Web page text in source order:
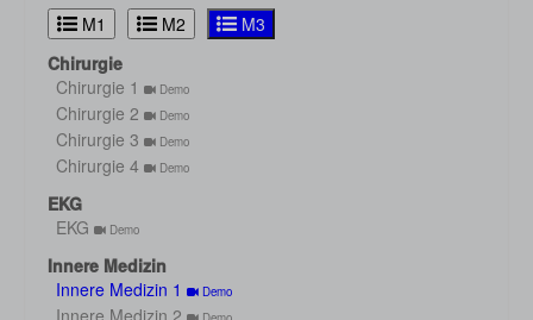
M1 M2
M3
Chirurgie
Chirurgie 1
Demo
Chirurgie 2 Demo
Chirurgie 3 Demo
Chirurgie 4 Demo
EKG
EKG
Demo
Innere Medizin
Innere Medizin 1
Demo
Innere Medizin 2